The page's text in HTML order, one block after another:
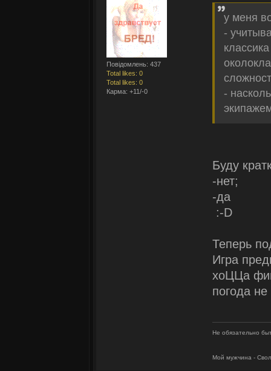
Повідомлень: 437
Total likes: 0
Total likes: 0
Карма: +11/-0
у меня
-
-
Буду
-нет;
-да
:-D
Теперь
Игра
хоЦЦа
погода
Не обязательно
Мой мужчина -